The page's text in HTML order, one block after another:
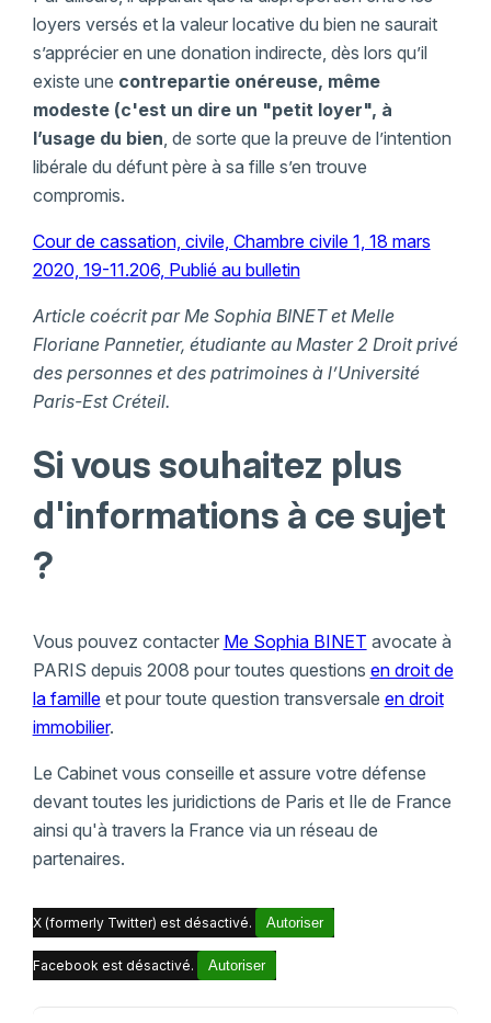
loyers versés et la valeur locative du bien ne saurait
s’apprécier en une donation indirecte, dès lors qu’il
existe une contrepartie onéreuse, même
modeste (c'est un dire un "petit loyer", à
l’usage du bien, de sorte que la preuve de l’intention
libérale du défunt père à sa fille s’en trouve
compromis.
Cour de cassation, civile, Chambre civile 1, 18 mars
2020, 19-11.206, Publié au bulletin
Article coécrit par Me Sophia BINET et Melle
Floriane Pannetier, étudiante au Master 2 Droit privé
des personnes et des patrimoines à l’Université
Paris-Est Créteil.
Si vous souhaitez plus
d'informations à ce sujet
?
Vous pouvez contacter Me Sophia BINET avocate à
PARIS depuis 2008 pour toutes questions en droit de
la familleet pour toute question transversale en droit
immobilier.
Le Cabinet vous conseille et assure votre défense
devant toutes les juridictions de Paris et Ile de France
ainsi qu'à travers la France via un réseau de
partenaires.
X (formerly Twitter) est désactivé. Autoriser
Facebook est désactivé. Autoriser